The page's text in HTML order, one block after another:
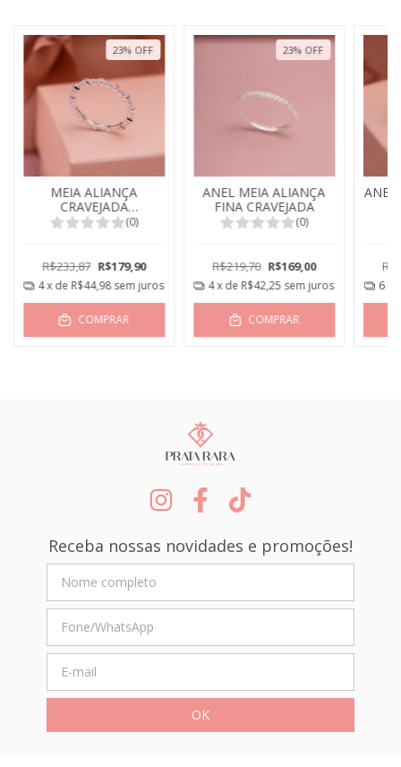
23% OFF
MEIA ALIANÇA
CRAVEJADA
TEXTURIZADA
(0)
R$233,87 R$179,90
4x de R$44,98 sem juros
COMPRAR
23% OFF
ANEL MEIA ALIANÇA
FINA CRAVEJADA
(0)
R$219,70 R$169,00
4x de R$42,25 sem juros
COMPRAR
ANEL
6
Receba nossas novidades e promoções!